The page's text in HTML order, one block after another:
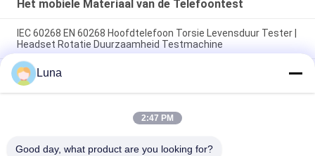
Het mobiele Materiaal van de Telefoontest
IEC 60268 EN 60268 Hoofdtelefoon Torsie Levensduur Tester |
Headset Rotatie Duurzaamheid Testmachine
USB-IF EIA-364-13 IEC 60512 Mobiele telefoon USB-oplader
Service Life Connector Socket Plug Insertion Force Tester
IEC 60068 IEC 60268 ASTM F2101 Hoofdtelefoon Expansion
Life Tester Hoofdtelefoon Headband Stretch Fatigue Testing
Luna
2:47 PM
Good day, what product are you looking for?